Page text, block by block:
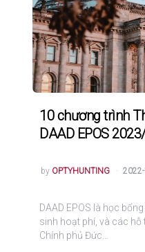
10 chương trình
DAAD EPOS
POSTED
by OPTYHUNTING
DAAD EPOS là học
sinh hoạt phí, và các
Chính phủ Đức…